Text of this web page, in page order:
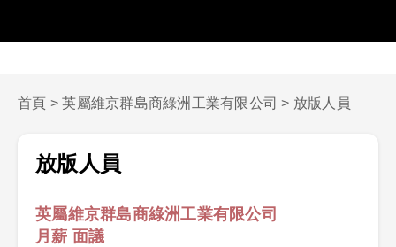
首頁 >英屬維京群島商綠洲工業有限公司 > 放版人員
放版人員
英屬維京群島商綠洲工業有限公司
月薪 面議